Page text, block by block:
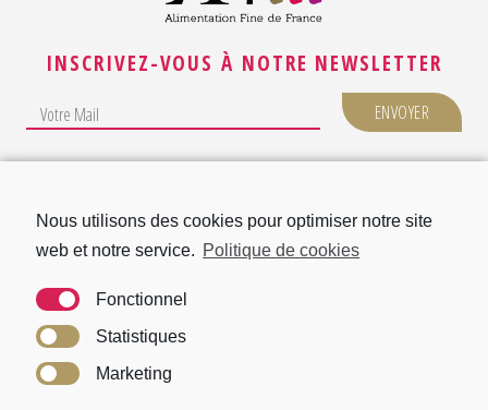
INSCRIVEZ-VOUS À NOTRE NEWSLETTER
NOUS CONTACTER
MENTION LÉGALES
POLITIQUE DE COOKIES (EU)
ACTUALITÉS
Nous utilisons des cookies pour optimiser notre site
web et notre service. Politique de cookies
Fonctionnel
Statistiques
Marketing